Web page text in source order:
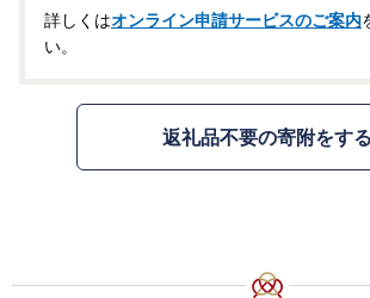
詳しくはオンライン申請サービスのご案内
い。
返礼品不要の寄附をする